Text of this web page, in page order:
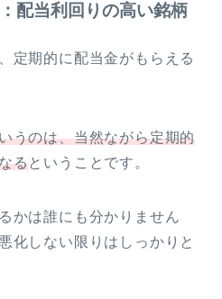
配当利回りの高い銘柄
定期的に配当金がもらえる
うのは、当然ながら定期的
るということです。
かは誰にも分かりません
化しない限りはしっかりと